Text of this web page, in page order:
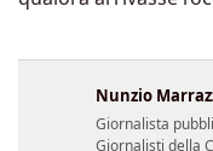
Nunzio
Giornalista
Giornalisti della